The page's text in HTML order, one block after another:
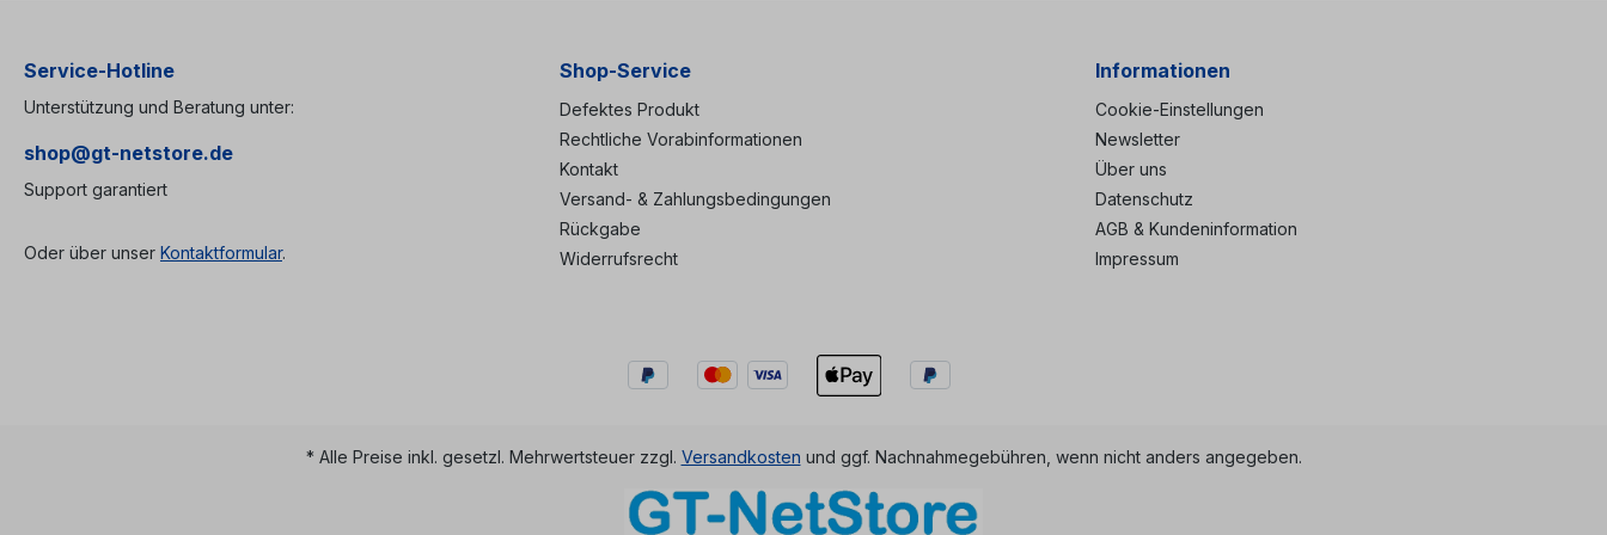
1m - Stahl Tube (ca.
Einzeladern 0.9mm, Länge je
Tube (ca. 5,4 x 34
Service-Hotline
Unterstützung und Beratung unter:
shop@gt-netstore.de
Support garantiert
Oder über unser Kontaktformular.
Shop-Service
Defektes Produkt
Rechtliche Vorabinformationen
Kontakt
Versand- & Zahlungsbedingungen
Rückgabe
Widerrufsrecht
Informationen
Cookie-Einstellungen
Newsletter
Über uns
Datenschutz
AGB & Kundeninformation
Impressum
* Alle Preise inkl. gesetzl. Mehrwertsteuer zzgl. Versandkosten und ggf. Nachnahmegebühren, wenn nicht anders angegeben.